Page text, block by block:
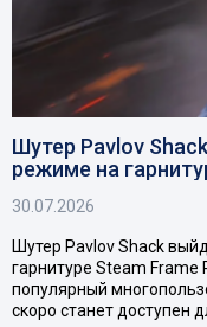
Шутер Pavlov
режиме на
30.07.2026
Шутер Pavlov Shack
гарнитуре Steam Frame
популярный
скоро станет доступен